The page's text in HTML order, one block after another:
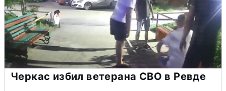
Черкас избил ветерана СВО в Ревде